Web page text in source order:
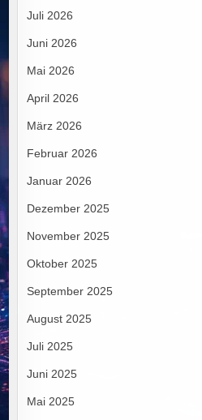
Juli 2026
Juni 2026
Mai 2026
April 2026
März 2026
Februar 2026
Januar 2026
Dezember 2025
November 2025
Oktober 2025
September 2025
August 2025
Juli 2025
Juni 2025
Mai 2025